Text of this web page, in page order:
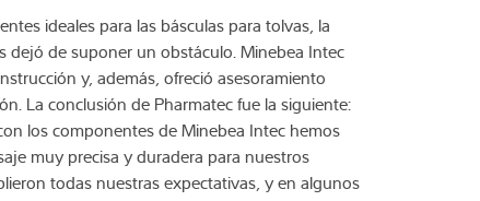
ideales para las básculas para tolvas, la
dejó de suponer un obstáculo. Minebea Intec
y, además, ofreció asesoramiento
La conclusión de Pharmatec fue la siguiente:
los componentes de Minebea Intec hemos
muy precisa y duradera para nuestros
todas nuestras expectativas, y en algunos